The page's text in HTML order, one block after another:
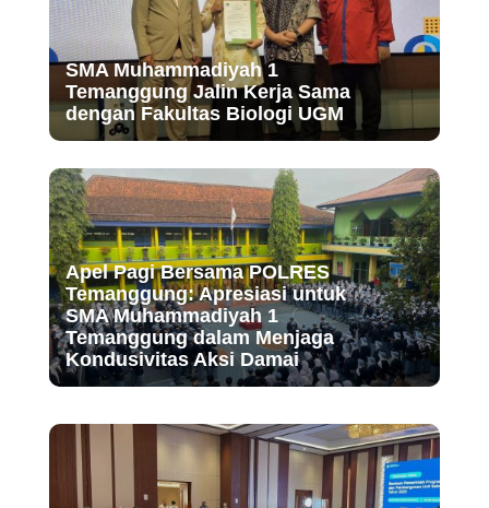
SMA Muhammadiyah 1
Temanggung Jalin Kerja Sama
dengan Fakultas Biologi UGM
Apel Pagi Bersama POLRES
Temanggung: Apresiasi untuk
SMA Muhammadiyah 1
Temanggung dalam Menjaga
Kondusivitas Aksi Damai